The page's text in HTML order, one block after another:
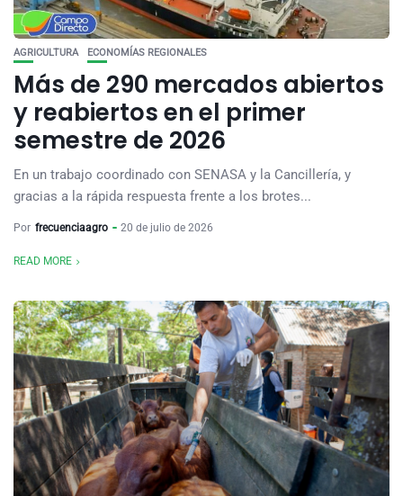
AGRICULTURA ECONOMÍAS REGIONALES
Más de 290 mercados abiertos
y reabiertos en el primer
semestre de 2026
En un trabajo coordinado con SENASA y la Cancillería, y
gracias a la rápida respuesta frente a los brotes...
Por frecuenciaagro 20 de julio de 2026
READ MORE